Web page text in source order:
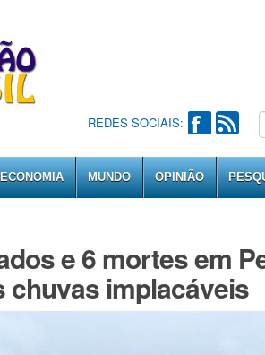
REDES SOCIAIS:
ECONOMIA MUNDO OPINIÃO
e 6 mortes em
chuvas implacáveis